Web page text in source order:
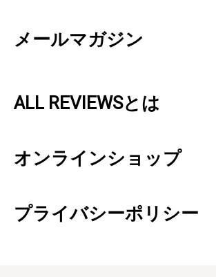
メールマガジン
ALL REVIEWSとは
オンラインショップ
プライバシーポリシー